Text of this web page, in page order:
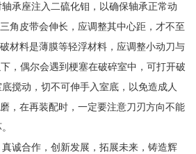
承座注入二硫化钼，以确保轴承正常动
角皮带会伸长，应调整其中心距，才不至
材料是薄膜等轻浮材料，应调整小动刀与
，偶尔会遇到梗塞在破碎室中，可打开破
搅动，切不可伸手入室底，以免造成人
，在再装配时，一定要注意刀刃方向不能
诚合作，创新发展，拓展未来，铸造辉